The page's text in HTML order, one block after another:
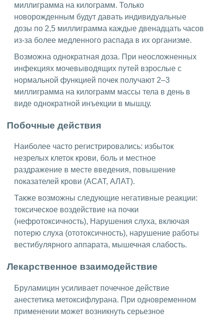
миллиграмма на килограмм. Только
новорожденным будут давать индивидуальные
дозы по 2,5 миллиграмма каждые двенадцать часов
из-за более медленного распада в их организме.
Возможна однократная доза. При неосложненных
инфекциях мочевыводящих путей взрослые с
нормальной функцией почек получают 2–3
миллиграмма на килограмм массы тела в день в
виде однократной инъекции в мышцу.
Побочные действия
Наиболее часто регистрировались: избыток
незрелых клеток крови, боль и местное
раздражение в месте введения, повышение
показателей крови (АСАТ, АЛАТ).
Также возможны следующие негативные реакции:
токсическое воздействие на почки
(нефротоксичность), Нарушения слуха, включая
потерю слуха (ототоксичность), нарушение работы
вестибулярного аппарата, мышечная слабость.
Лекарственное взаимодействие
Бруламицин усиливает почечное действие
анестетика метоксифлурана. При одновременном
применении может возникнуть серьезное